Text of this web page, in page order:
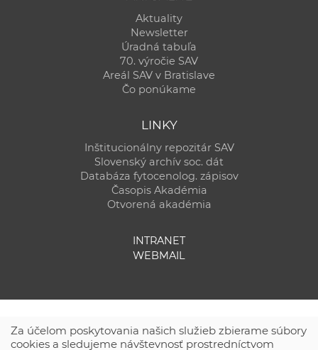
Aktuality
Newsletter
Úradná tabuľa
70. výročie SAV
Areál SAV v Bratislave
Čo ponúkame
LINKY
Inštitucionálny repozitár SAV
Slovenský archív soc. dát
Databáza fytocenolog. zápisov
Časopis Akadémia
Otvorená akadémia
INTRANET
WEBMAIL
Za účelom poskytovania našich služieb zbierame súbory
cookies a sledujeme návštevnosť prostredníctvom